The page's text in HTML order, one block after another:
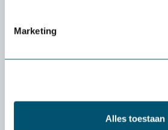
Marketing
Alles toestaan
Découvrez si un
vous convient
l'essaigratuitde
Health2Work